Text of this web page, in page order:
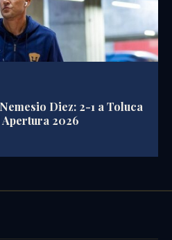
Diez: 2-1 a Toluca
2026